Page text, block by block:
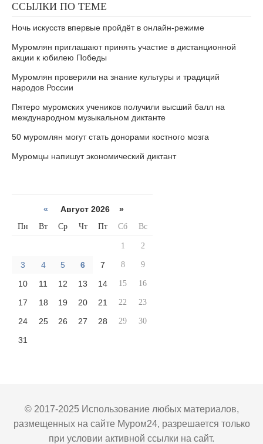
ССЫЛКИ ПО ТЕМЕ
Ночь искусств впервые пройдёт в онлайн-режиме
Муромлян приглашают принять участие в дистанционной
акции к юбилею Победы
Муромлян проверили на знание культуры и традиций
народов России
Пятеро муромских учеников получили высший балл на
международном музыкальном диктанте
50 муромлян могут стать донорами костного мозга
Муромцы напишут экономический диктант
« Август 2026 »
Пн Вт Ср Чт Пт Сб Вс
1 2
3 4 5 6 7 8 9
10 11 12 13 14 15 16
17 18 19 20 21 22 23
24 25 26 27 28 29 30
31
© 2017-2025 Использование любых материалов,
размещенных на сайте Муром24, разрешается только
при условии активной ссылки на сайт.